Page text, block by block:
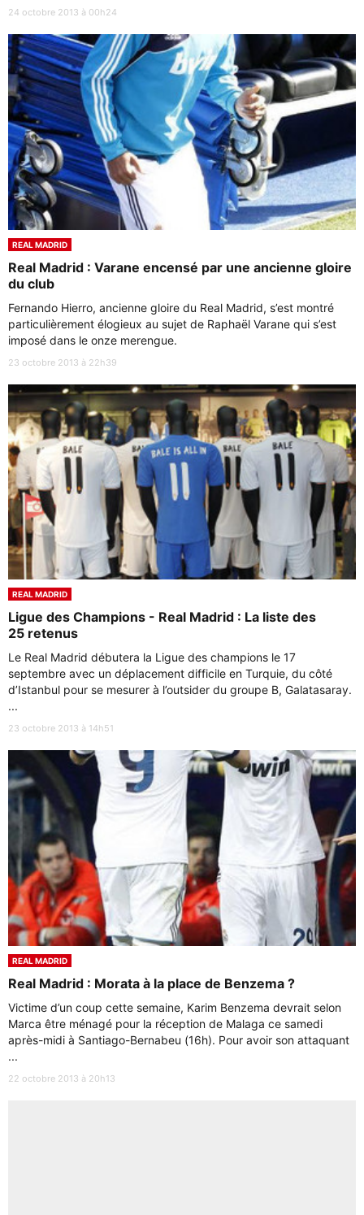
24 octobre 2013 à 00h24
REAL MADRID
Real Madrid : Varane encensé par une ancienne gloire
du club
Fernando Hierro, ancienne gloire du Real Madrid, s’est montré
particulièrement élogieux au sujet de Raphaël Varane qui s’est
imposé dans le onze merengue.
23 octobre 2013 à 22h39
REAL MADRID
Ligue des Champions - Real Madrid : La liste des
25 retenus
Le Real Madrid débutera la Ligue des champions le 17
septembre avec un déplacement difficile en Turquie, du côté
d’Istanbul pour se mesurer à l’outsider du groupe B, Galatasaray.
...
23 octobre 2013 à 14h51
REAL MADRID
Real Madrid : Morata à la place de Benzema ?
Victime d’un coup cette semaine, Karim Benzema devrait selon
Marca être ménagé pour la réception de Malaga ce samedi
après-midi à Santiago-Bernabeu (16h). Pour avoir son attaquant
...
22 octobre 2013 à 20h13